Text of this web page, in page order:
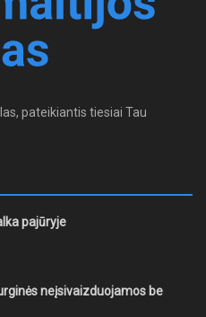
pateikiantis tiesiai Tau
pajūryje
neįsivaizduojamos be